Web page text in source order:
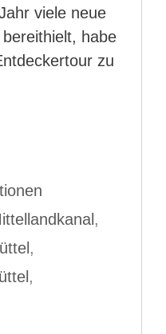
viele neue
habe
zu
,
,
,